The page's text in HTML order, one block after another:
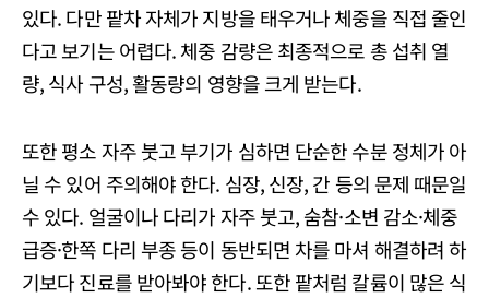
있다. 다만 팥차 자체가 지방을 태우거나 체중을 직접 줄인
다고 보기는 어렵다. 체중 감량은 최종적으로 총 섭취 열
량, 식사 구성, 활동량의 영향을 크게 받는다.
또한 평소 자주 붓고 부기가 심하면 단순한 수분 정체가 아
닐 수 있어 주의해야 한다. 심장, 신장, 간 등의 문제 때문일
수 있다. 얼굴이나 다리가 자주 붓고, 숨참·소변 감소·체중
급증·한쪽 다리 부종 등이 동반되면 차를 마셔 해결하려 하
기보다 진료를 받아봐야 한다. 또한 팥처럼 칼륨이 많은 식